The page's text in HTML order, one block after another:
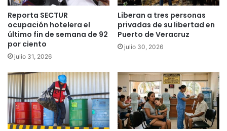
Reporta SECTUR
ocupación hotelera el
último fin de semana de 92
por ciento
julio 31, 2026
Liberan a tres personas
privadas de su libertad en
Puerto de Veracruz
julio 30, 2026